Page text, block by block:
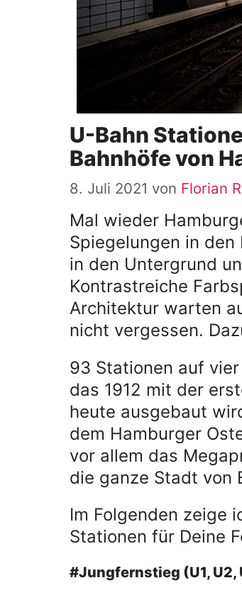
U-Bahn
Bahnhöfe von
8. Juli 2021 von Florian
Mal wieder
Spiegelungen in
in den Untergrund
Kontrastreiche
Architektur warten
nicht vergessen.
93 Stationen auf
das 1912 mit der
heute ausgebaut
dem Hamburger
vor allem das
die ganze Stadt von
Im Folgenden zeige
Stationen für Deine
#Jungfernstieg (U1, U2,